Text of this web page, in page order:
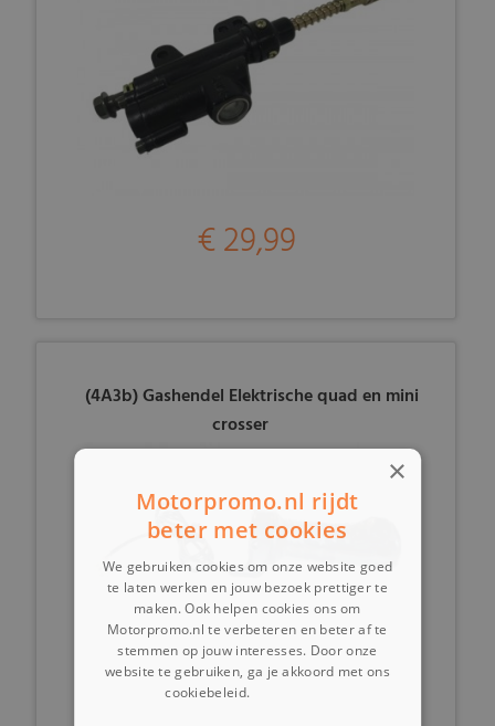
€ 29,99
(4A3b) Gashendel Elektrische quad en mini
crosser
×
Motorpromo.nl rijdt
beter met cookies
We gebruiken cookies om onze website goed
te laten werken en jouw bezoek prettiger te
maken. Ook helpen cookies ons om
Motorpromo.nl te verbeteren en beter af te
stemmen op jouw interesses. Door onze
website te gebruiken, ga je akkoord met ons
cookiebeleid.